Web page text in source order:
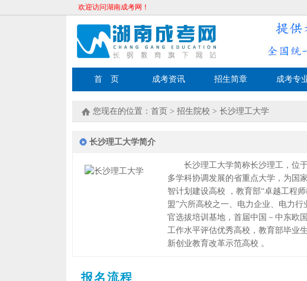
欢迎访问湖南成考网！
首 页 成考资讯 招生简章 成考专
您现在的位置： 首页 > 招生院校 > 长沙理工大学
长沙理工大学简介
长沙理工大学简称长沙理工，位于
多学科协调发展的省重点大学，为国
智计划建设高校 ，教育部“卓越工程
盟”六所高校之一、电力企业、电力
官选拔培训基地，首届中国－中东欧
工作水平评估优秀高校，教育部毕业
新创业教育改革示范高校 。
报名流程